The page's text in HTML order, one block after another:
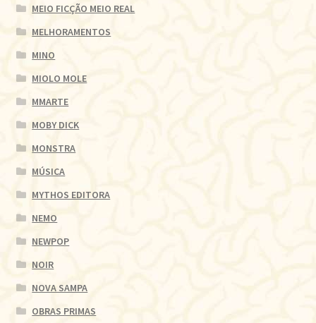
MEIO FICÇÃO MEIO REAL
MELHORAMENTOS
MINO
MIOLO MOLE
MMARTE
MOBY DICK
MONSTRA
MÚSICA
MYTHOS EDITORA
NEMO
NEWPOP
NOIR
NOVA SAMPA
OBRAS PRIMAS